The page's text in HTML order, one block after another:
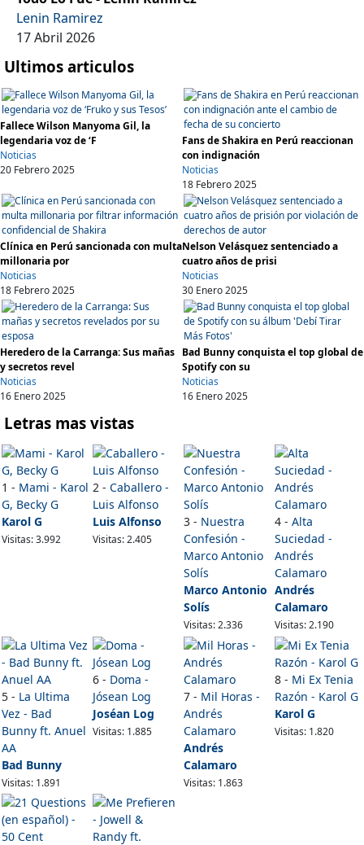
Lenin Ramirez
17 Abril 2026
Ultimos articulos
Fallece Wilson Manyoma Gil, la
legendaria voz de ‘F
Noticias
20 Febrero 2025
Fans de Shakira en Perú reaccionan
con indignación
Noticias
18 Febrero 2025
Clínica en Perú sancionada con multa
millonaria por
Noticias
18 Febrero 2025
Nelson Velásquez sentenciado a
cuatro años de prisi
Noticias
30 Enero 2025
Heredero de la Carranga: Sus mañas
y secretos revel
Noticias
16 Enero 2025
Bad Bunny conquista el top global de
Spotify con su
Noticias
16 Enero 2025
Letras mas vistas
1 - Mami - Karol
G, Becky G
Karol G
Visitas: 3.992
2 -Caballero -
Luis Alfonso
Luis Alfonso
Visitas: 2.405
3 - Nuestra
Confesión -
Marco Antonio
Solís
Marco Antonio
Solís
Visitas: 2.336
4 -Alta
Suciedad -
Andrés
Calamaro
Andrés
Calamaro
Visitas: 2.190
5 - La Ultima
Vez - Bad
Bunny ft. Anuel
AA
Bad Bunny
Visitas: 1.891
6 - Doma -
Jósean Log
Joséan Log
Visitas: 1.885
7 - Mil Horas -
Andrés
Calamaro
Andrés
Calamaro
Visitas: 1.863
8 - Mi Ex Tenia
Razón - Karol G
Karol G
Visitas: 1.820